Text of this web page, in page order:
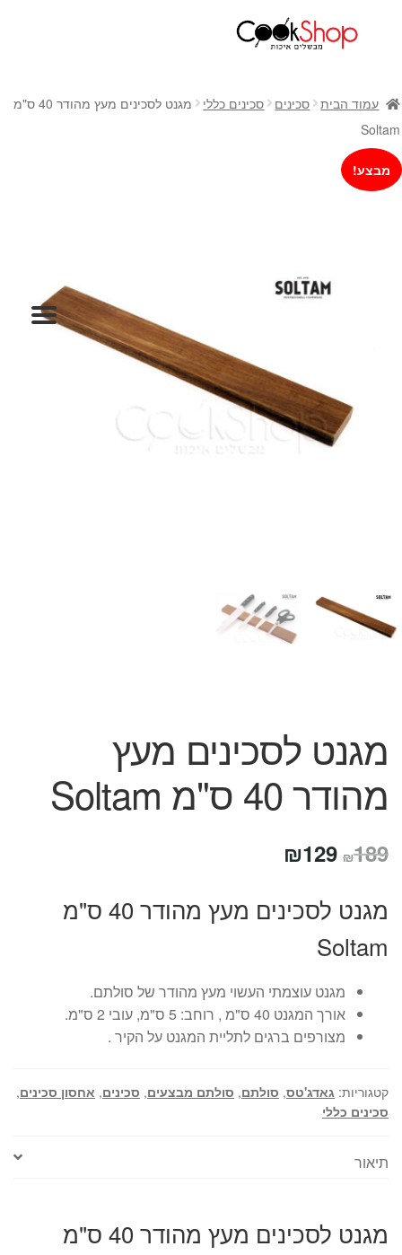
חנות
כלי בישול
סירים
מחבתות
כלי הגשה ואירוח
כלי בית
המותגים שלנו
עמוד הבית סכינים סכינים כללי
מגנט לסכינים מעץ מהודר 40 ס"מ
Soltam
מבצע!
מגנט לסכינים מעץ
מהודר 40 ס"מ Soltam
₪189 המחיר
היה:
₪189.
₪129
הוא:
מגנט לסכינים מעץ מהודר 40 ס"מ
Soltam
מגנט עוצמתי העשוי מעץ מהודר של סולתם.
אורך המגנט 40 ס"מ , רוחב: 5 ס"מ, עובי 2 ס"מ.
מצורפים ברגים לתליית המגנט על הקיר .
קטגוריות: גאדג'טס, סולתם, סולתם מבצעים, סכינים, אחסון סכינים,
סכינים כללי
תיאור
מגנט לסכינים מעץ מהודר 40 ס"מ